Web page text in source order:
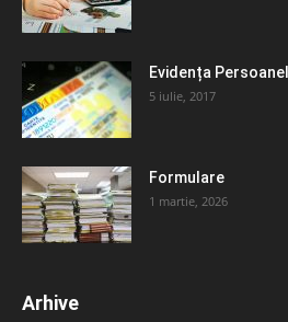
Evidența
5 iulie, 2017
Formulare
1 martie, 2026
Arhive